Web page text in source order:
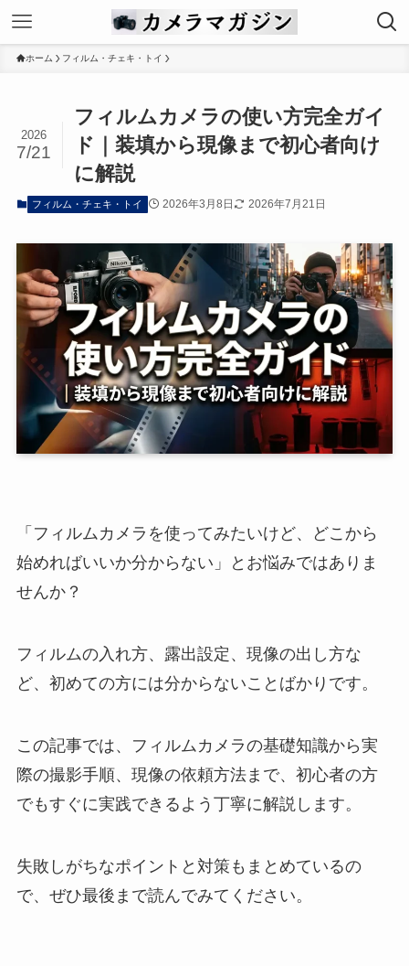
ホーム フィルム・チェキ・トイ
フィルムカメラの使い方完全ガイ
ド｜装填から現像まで初心者向け
に解説
2026
7/21
フィルム・チェキ・トイ 2026年3月8日 2026年7月21日
「フィルムカメラを使ってみたいけど、どこから
始めればいいか分からない」とお悩みではありま
せんか？
フィルムの入れ方、露出設定、現像の出し方な
ど、初めての方には分からないことばかりです。
この記事では、フィルムカメラの基礎知識から実
際の撮影手順、現像の依頼方法まで、初心者の方
でもすぐに実践できるよう丁寧に解説します。
失敗しがちなポイントと対策もまとめているの
で、ぜひ最後まで読んでみてください。